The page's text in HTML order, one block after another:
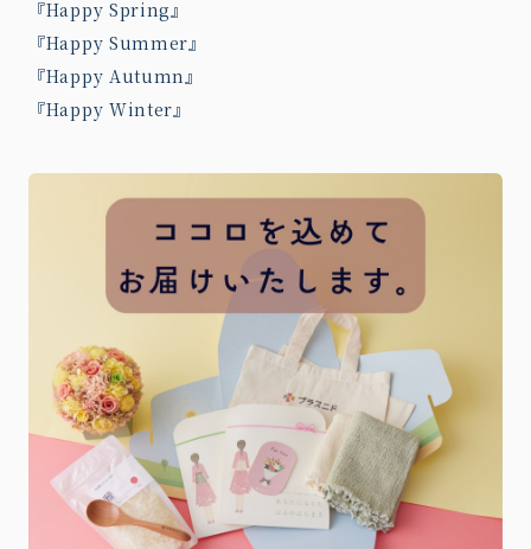
『Happy Spring』
『Happy Summer』
『Happy Autumn』
『Happy Winter』